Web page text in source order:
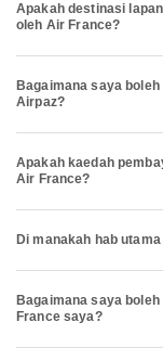
Apakah destinasi
oleh Air France?
Bagaimana saya
Airpaz?
Apakah kaedah
Air France?
Di manakah hab
Bagaimana saya
France saya?